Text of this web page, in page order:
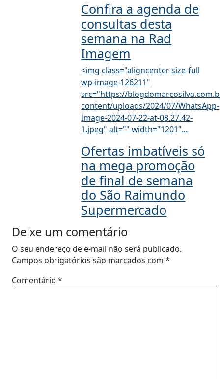
Confira a agenda de
consultas desta
semana na Rad
Imagem
<img class="aligncenter size-full
wp-image-126211"
src="https://
content/uploads/2024/07/WhatsApp-
Image-2024-07-22-at-08.27.42-
1.jpeg" alt="" width="1201"...
Ofertas imbatíveis só
na mega promoção
de final de semana
do São Raimundo
Supermercado
Deixe um comentário
O seu endereço de e-mail não será publicado.
Campos obrigatórios são marcados com *
Comentário *